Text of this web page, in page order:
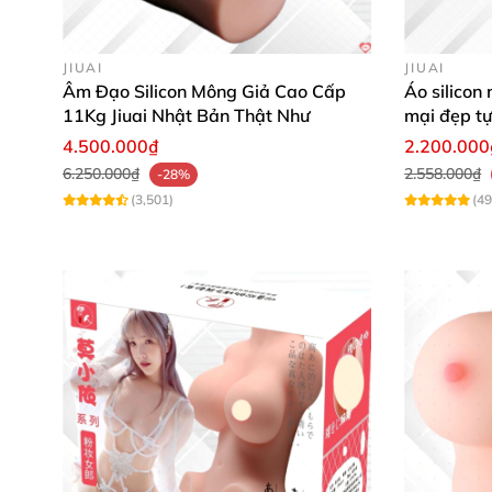
JIUAI
Âm Đạo Silicon Mông Giả Cao Cấp
11Kg Jiuai Nhật Bản Thật Như
4.500.000₫
6.250.000₫
-28%
(3,501)
JIUAI
Áo silicon
mại đẹp
2.558.000₫